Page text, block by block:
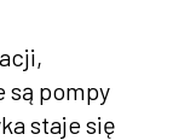
są pompy
staje się